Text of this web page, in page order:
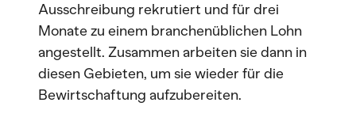
Ausschreibung rekrutiert und für drei
Monate zu einem branchenüblichen Lohn
angestellt. Zusammen arbeiten sie dann in
diesen Gebieten, um sie wieder für die
Bewirtschaftung aufzubereiten.